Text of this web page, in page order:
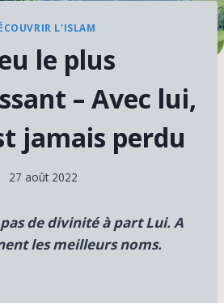
L'ISLAM
le plus
– Avec lui,
jamais perdu
27 août 2022
pas de divinité à part Lui. A
les meilleurs noms.